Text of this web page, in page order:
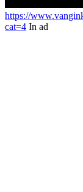
https://
cat=4 In ad